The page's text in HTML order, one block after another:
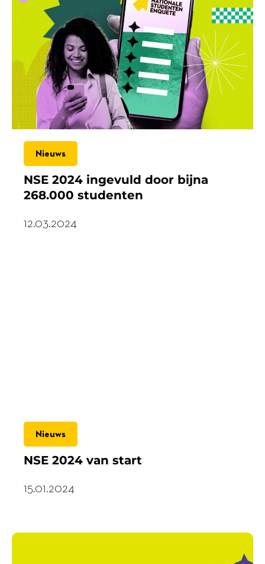
Nieuws
NSE 2024 ingevuld door bijna
268.000 studenten
12.03.2024
Nieuws
NSE 2024 van start
15.01.2024